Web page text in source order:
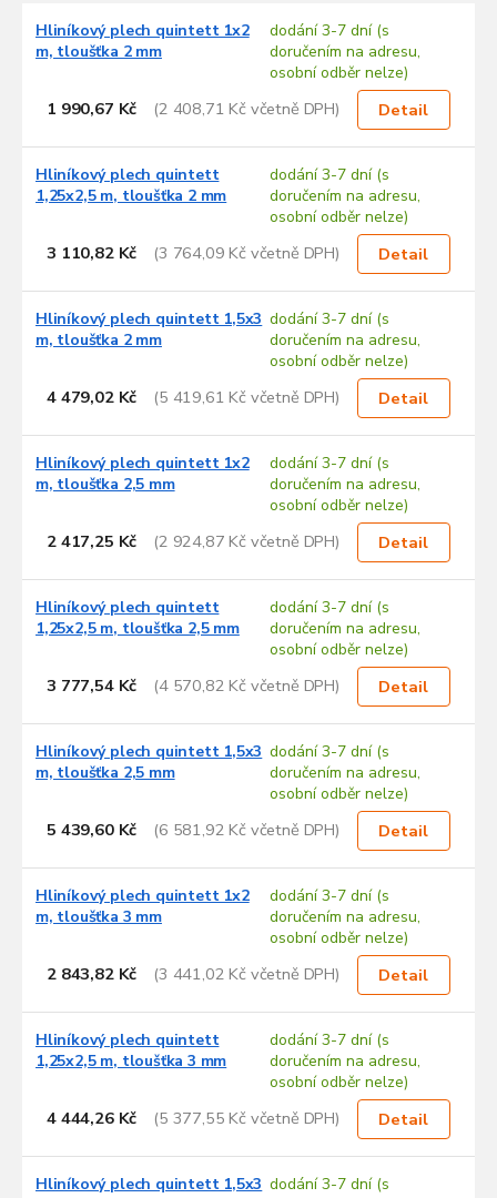
Hliníkový plech quintett 1x2
m, tloušťka 2 mm
dodání 3-7 dní (s
doručením na adresu,
osobní odběr nelze)
1 990,67 Kč (2 408,71 Kč včetně DPH) Detail
Hliníkový plech quintett
1,25x2,5 m, tloušťka 2 mm
dodání 3-7 dní (s
doručením na adresu,
osobní odběr nelze)
3 110,82 Kč (3 764,09 Kč včetně DPH) Detail
Hliníkový plech quintett 1,5x3
m, tloušťka 2 mm
dodání 3-7 dní (s
doručením na adresu,
osobní odběr nelze)
4 479,02 Kč (5 419,61 Kč včetně DPH) Detail
Hliníkový plech quintett 1x2
m, tloušťka 2,5 mm
dodání 3-7 dní (s
doručením na adresu,
osobní odběr nelze)
2 417,25 Kč (2 924,87 Kč včetně DPH) Detail
Hliníkový plech quintett
1,25x2,5 m, tloušťka 2,5 mm
dodání 3-7 dní (s
doručením na adresu,
osobní odběr nelze)
3 777,54 Kč (4 570,82 Kč včetně DPH) Detail
Hliníkový plech quintett 1,5x3
m, tloušťka 2,5 mm
dodání 3-7 dní (s
doručením na adresu,
osobní odběr nelze)
5 439,60 Kč (6 581,92 Kč včetně DPH) Detail
Hliníkový plech quintett 1x2
m, tloušťka 3 mm
dodání 3-7 dní (s
doručením na adresu,
osobní odběr nelze)
2 843,82 Kč (3 441,02 Kč včetně DPH) Detail
Hliníkový plech quintett
1,25x2,5 m, tloušťka 3 mm
dodání 3-7 dní (s
doručením na adresu,
osobní odběr nelze)
4 444,26 Kč (5 377,55 Kč včetně DPH) Detail
Hliníkový plech quintett 1,5x3 dodání 3-7 dní (s